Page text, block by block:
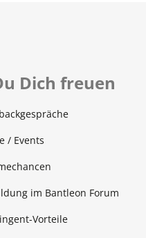
Dich freuen
/ Events
im Bantleon Forum
Vorteile